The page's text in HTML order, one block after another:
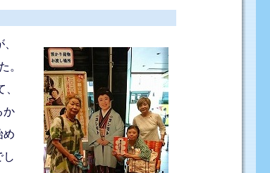
。
か
め
し